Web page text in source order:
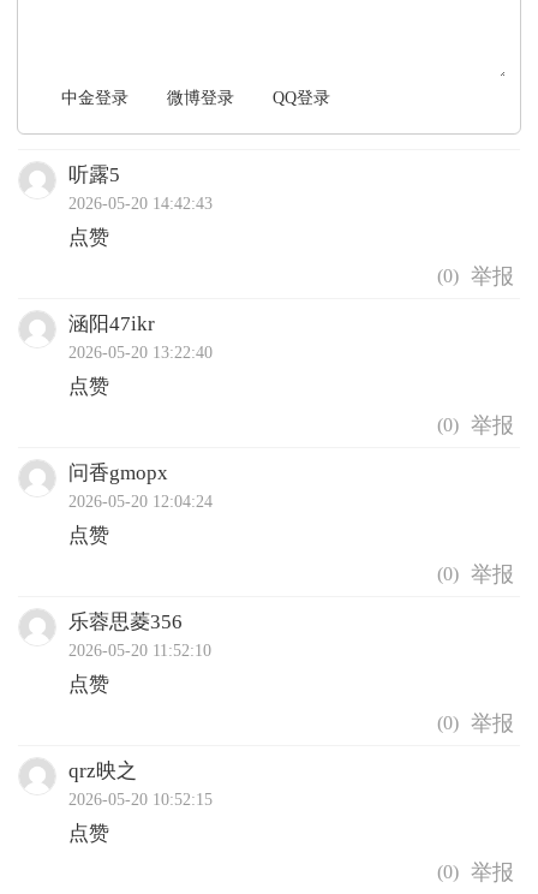
中金登录 微博登录 QQ登录
听露5
2026-05-20 14:42:43
点赞
(0)
涵阳47ikr
2026-05-20 13:22:40
点赞
(0)
问香gmopx
2026-05-20 12:04:24
点赞
(0)
乐蓉思菱356
2026-05-20 11:52:10
点赞
(0)
qrz映之
2026-05-20 10:52:15
点赞
(0)